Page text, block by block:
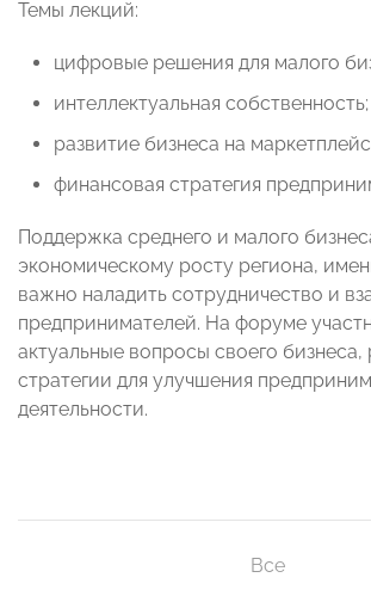
Темы лекций:
цифровые решения для малого
интеллектуальная собственность;
развитие бизнеса на
финансовая стратегия
Поддержка среднего и малого
экономическому росту региона,
важно наладить сотрудничество и
предпринимателей. На форуме
актуальные вопросы своего бизнеса,
стратегии для улучшения
деятельности.
Все